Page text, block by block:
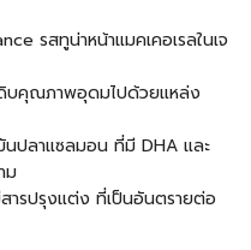
รสทูน่าหน้าแมคเคอเรลในเจ
บคุณภาพอุดมไปด้วยแหล่ง
นปลาแซลมอน ที่มี DHA และ
ม
ารปรุงแต่ง ที่เป็นอันตรายต่อ